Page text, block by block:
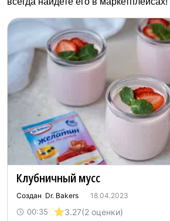
Клубничный мусс
Создан Dr. Bakers 18.04.2023
00:35 3.27(2 оценки)